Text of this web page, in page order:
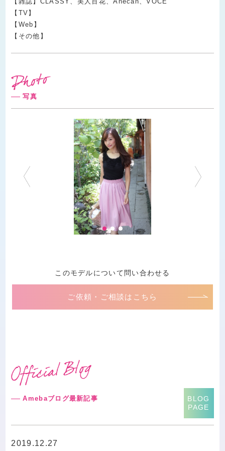
【TV】
【Web】
【その他】
写真
このモデルについて問い合わせる
ご依頼・ご相談はこちら
Amebaブログ最新記事
BLOG
PAGE
2019.12.27